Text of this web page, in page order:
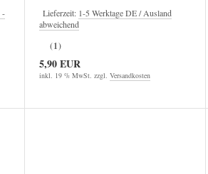
-
Lieferzeit: 1-5 Werktage DE / Ausland
abweichend
(1)
5,90 EUR
inkl. 19 % MwSt. zzgl.Versandkosten